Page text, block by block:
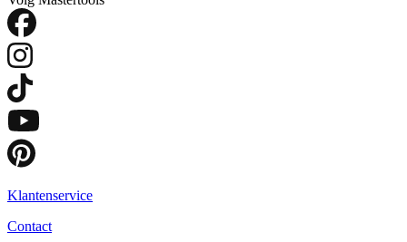
Klantenservice
Contact